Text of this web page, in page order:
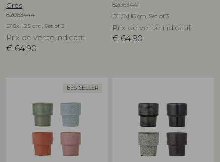
Grès
82063444
D16xH2,5 cm, Set of 3
Prix de vente indicatif
€ 64,90
82063441
D11,5xH6 cm, Set of 3
Prix de vente indicatif
€ 64,90
BESTSELLER